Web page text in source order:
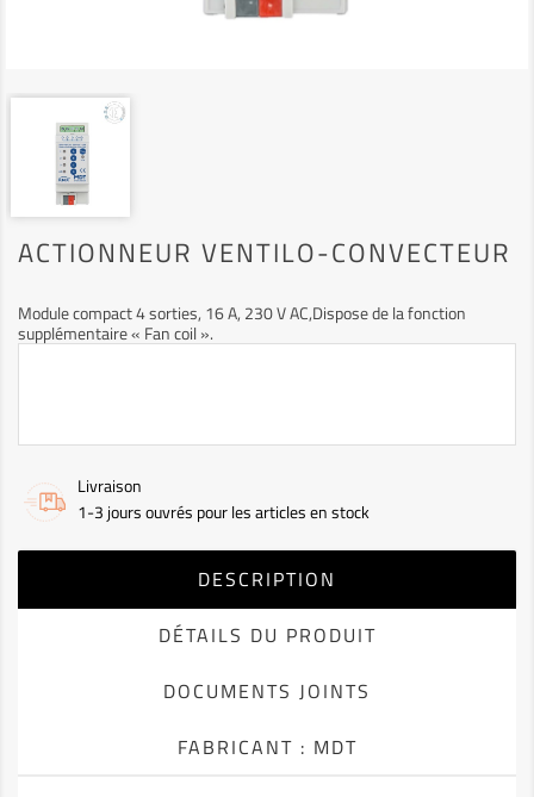
ACTIONNEUR VENTILO-CONVECTEUR
Module compact 4 sorties, 16 A, 230 V AC,Dispose de la fonction
supplémentaire « Fan coil ».
Livraison
1-3 jours ouvrés pour les articles en stock
DESCRIPTION
DÉTAILS DU PRODUIT
DOCUMENTS JOINTS
FABRICANT : MDT